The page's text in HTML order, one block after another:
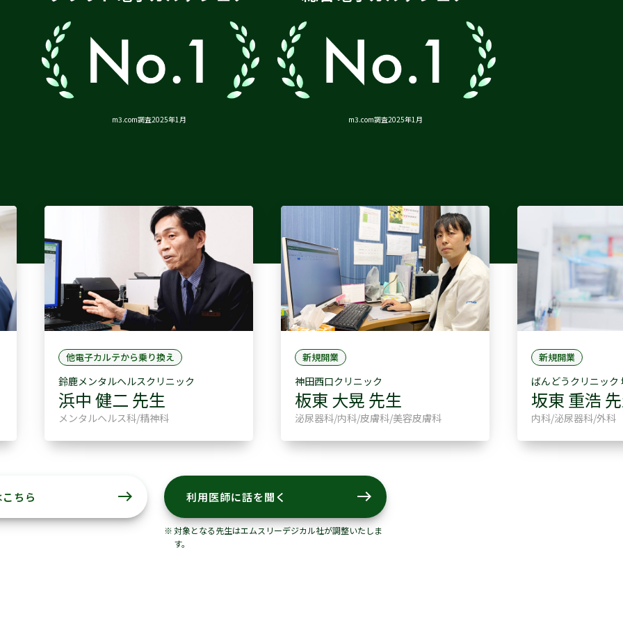
m3.com調査2025年1月 m3.com調査2025年1月
他電子カルテから乗り換え
鈴鹿メンタルヘルスクリニック
浜中 健二 先生
メンタルヘルス科/精神科
新規開業
神田西口クリニック
板東 大晃 先生
泌尿器科/内科/皮膚科/美容皮膚科
新規開業
ばんどうクリニック
坂東 重浩
内科/泌尿器科/外科
ちら east 利用医師に話を聞く east
対象となる先生はエムスリーデジカル社が調整いたしま
す。